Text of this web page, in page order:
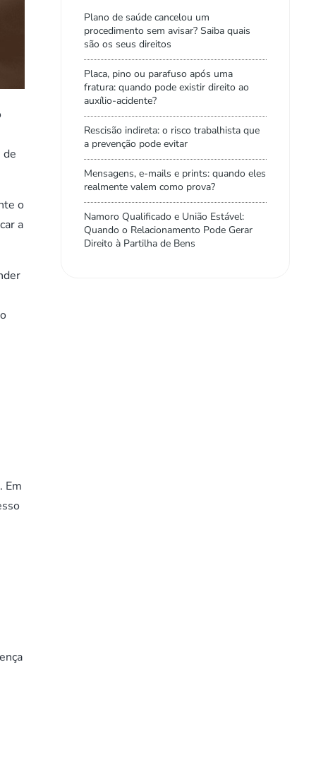
de
o
a
Em
Plano de saúde cancelou um
procedimento sem avisar? Saiba quais
são os seus direitos
Placa, pino ou parafuso após uma
fratura: quando pode existir direito ao
auxílio-acidente?
Rescisão indireta: o risco trabalhista que
a prevenção pode evitar
Mensagens, e-mails e prints: quando eles
realmente valem como prova?
Namoro Qualificado e União Estável:
Quando o Relacionamento Pode Gerar
Direito à Partilha de Bens